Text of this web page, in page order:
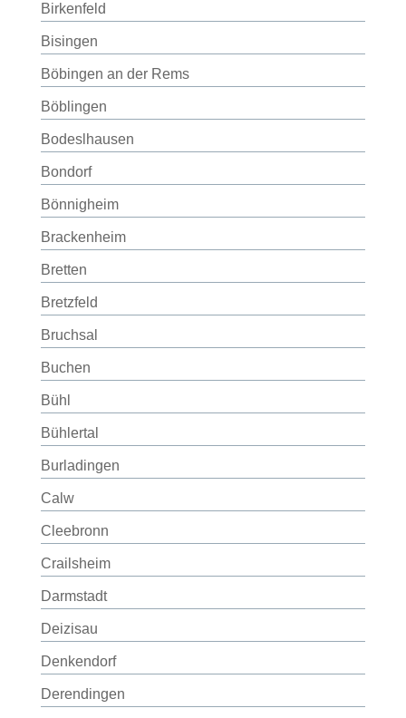
Birkenfeld
Bisingen
Böbingen an der Rems
Böblingen
Bodeslhausen
Bondorf
Bönnigheim
Brackenheim
Bretten
Bretzfeld
Bruchsal
Buchen
Bühl
Bühlertal
Burladingen
Calw
Cleebronn
Crailsheim
Darmstadt
Deizisau
Denkendorf
Derendingen